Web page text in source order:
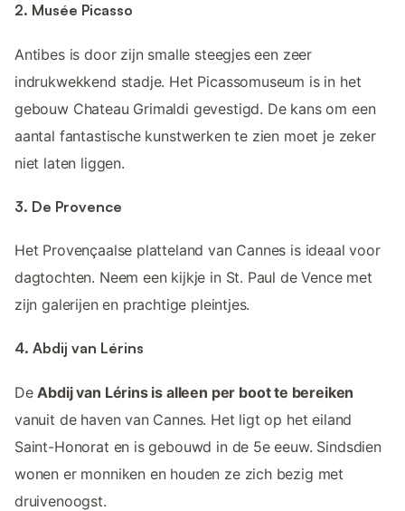
2. Musée Picasso
Antibes is door zijn smalle steegjes een zeer
indrukwekkend stadje. Het Picassomuseum is in het
gebouw Chateau Grimaldi gevestigd. De kans om een
aantal fantastische kunstwerken te zien moet je zeker
niet laten liggen.
3. De Provence
Het Provençaalse platteland van Cannes is ideaal voor
dagtochten. Neem een kijkje in St. Paul de Vence met
zijn galerijen en prachtige pleintjes.
4. Abdij van Lérins
De Abdij van Lérins is alleen per boot te bereiken
vanuit de haven van Cannes. Het ligt op het eiland
Saint-Honorat en is gebouwd in de 5e eeuw. Sindsdien
wonen er monniken en houden ze zich bezig met
druivenoogst.